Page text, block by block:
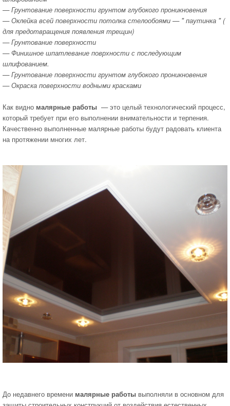
— Грунтование поверхности грунтом глубокого проникновения
— Оклейка всей поверхности потолка стелообоями — " паутинка " (
для предотвращения появления трещин)
— Грунтование поверхности
— Финишное шпатлевание поврхности с последующим
шлифованием.
— Грунтование поверхности грунтом глубокого проникновения
— Окраска поверхности водными красками
Как видно малярные работы — это целый технологический процесс,
который требует при его выполнении внимательности и терпения.
Качественно выполненные малярные работы будут радовать клиента
на протяжении многих лет.
До недавнего времени малярные работы выполняли в основном для